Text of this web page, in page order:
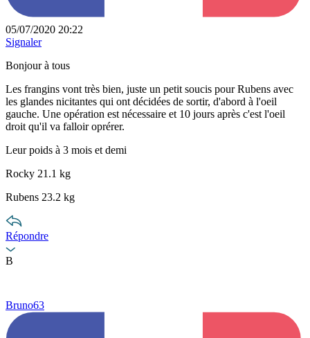
05/07/2020 20:22
Signaler
Bonjour à tous
Les frangins vont très bien, juste un petit soucis pour Rubens avec
les glandes nicitantes qui ont décidées de sortir, d'abord à l'oeil
gauche. Une opération est nécessaire et 10 jours après c'est l'oeil
droit qu'il va falloir oprérer.
Leur poids à 3 mois et demi
Rocky 21.1 kg
Rubens 23.2 kg
Répondre
B
Bruno63